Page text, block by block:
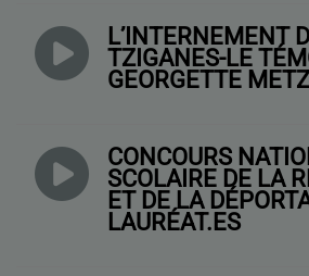
L’INTERNEMENT
TZIGANES-LE
GEORGETTE METZ
CONCOURS
SCOLAIRE DE LA
ET DE LA
LAURÉAT.ES